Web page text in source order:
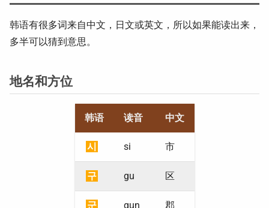
韩语有很多词来自中文，日文或英文，所以如果能读出来，
多半可以猜到意思。
地名和方位
韩语 读音 中文
시 si 市
구 gu 区
군 gun 郡